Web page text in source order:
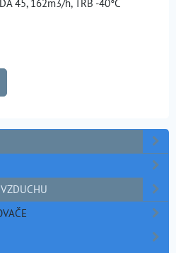
45, 162m3/h, TRB -40°C